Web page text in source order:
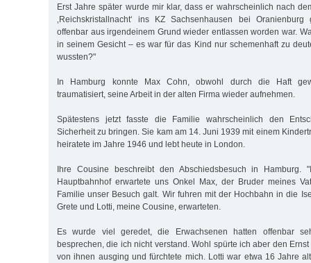
Erst Jahre später wurde mir klar, dass er wahrscheinlich nach
‚Reichskristallnacht‘ ins KZ Sachsenhausen bei
offenbar aus irgendeinem Grund wieder entlassen wor­den war.
in seinem Gesicht – es war für das Kind nur schemenhaft zu
wussten?"
In Hamburg konnte Max Cohn, obwohl durch die Haft
traumatisiert, seine Arbeit in der alten Firma wieder aufnehmen.
Spätestens jetzt fasste die Familie wahr­scheinlich den
Sicherheit zu bringen. Sie kam am 14. Juni 1939 mit einem
heiratete im Jahre 1946 und lebt heute in London.
Ihre Cousine beschreibt den Abschiedsbesuch in Hamburg.
Hauptbahnhof erwartete uns Onkel Max, der Bruder meines
Familie unser Besuch galt. Wir fuhren mit der Hochbahn in die
Grete und Lotti, meine Cousine, erwarteten.
Es wurde viel geredet, die Erwachsenen hatten offenbar
besprechen, die ich nicht verstand. Wohl spürte ich aber den
von ihnen ausging und fürchtete mich. Lotti war etwa 16 Jahre